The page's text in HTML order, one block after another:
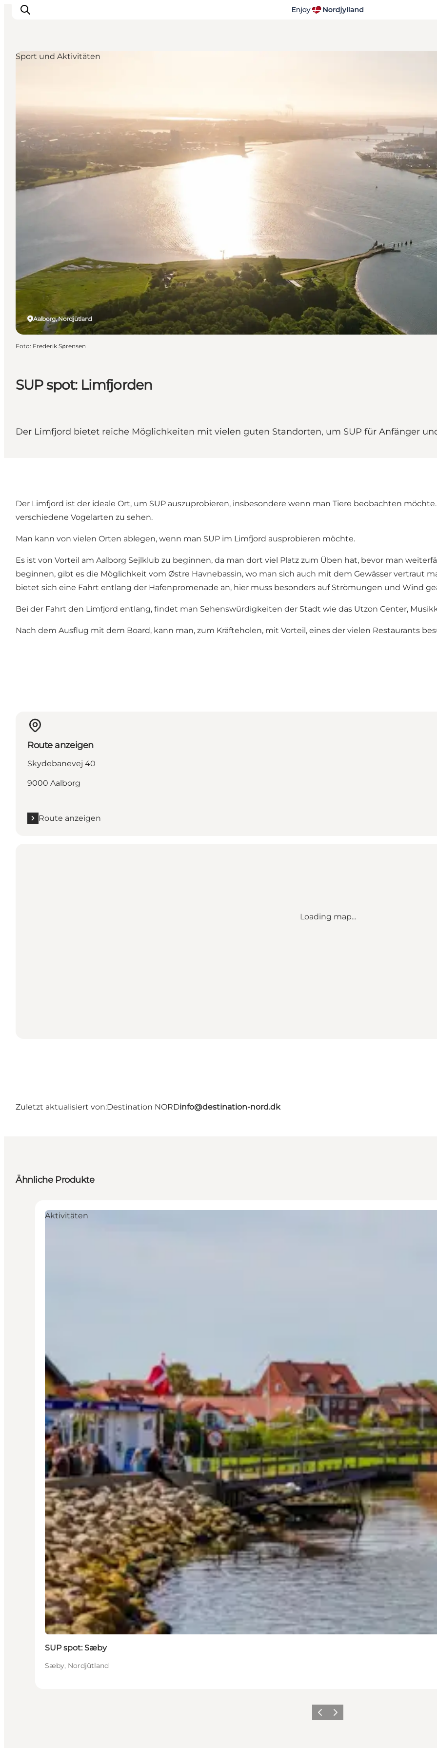
Destinationen
Guides
Veranstaltungen
Für Kinder
SUP spot: Limfjorden
Der Limfjord bietet reiche Möglichkeiten mit vielen guten Standorten, um SUP für Anfänger
Aalborg, Nordjütland
Sport und Aktivitäten
Foto: Frederik Sørensen
Der Limfjord ist der ideale Ort, um SUP auszuprobieren, insbesondere wenn man Tiere beobachten
verschiedene Vogelarten zu sehen.
Man kann von vielen Orten ablegen, wenn man SUP im Limfjord ausprobieren möchte.
Es ist von Vorteil am Aalborg Sejlklub zu beginnen, da man dort viel Platz zum Üben hat, bevor man
beginnen, gibt es die Möglichkeit vom Østre Havnebassin, wo man sich auch mit dem Gewässer vertraut
bietet sich eine Fahrt entlang der Hafenpromenade an, hier muss besonders auf Strömungen und Wind
Bei der Fahrt den Limfjord entlang, findet man Sehenswürdigkeiten der Stadt wie das Utzon Center,
Nach dem Ausflug mit dem Board, kann man, zum Kräfteholen, mit Vorteil, eines der vielen Restaurants
Route anzeigen
Skydebanevej 40
9000 Aalborg
Route anzeigen
Loading map...
Zuletzt aktualisiert von:Destination NORDinfo@destination-nord.dk
Ähnliche Produkte
Aktivitäten
SUP spot: Sæby
Sæby, Nordjütland
ZurückWeiter